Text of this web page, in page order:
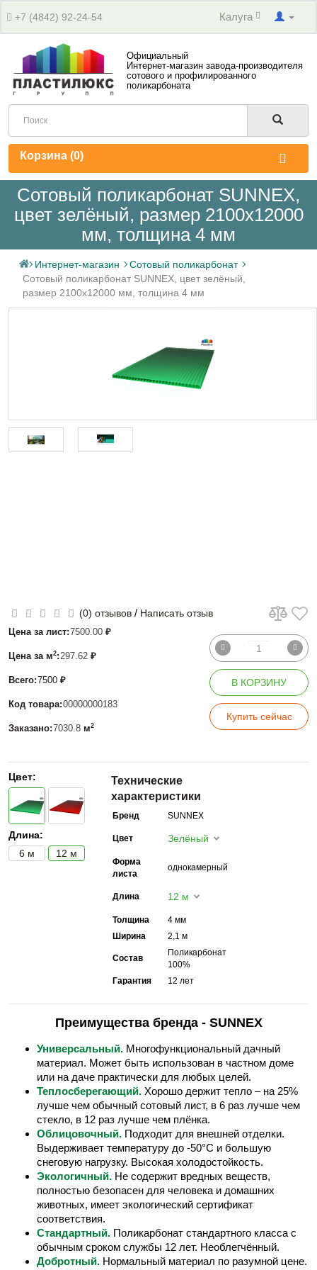
+7 (4842) 92-24-54 Калуга
Официальный
Интернет-магазин завода-производителя
сотового и профилированного
поликарбоната
Корзина (0)
Сотовый поликарбонат SUNNEX,
цвет зелёный, размер 2100x12000
мм, толщина 4 мм
Интернет-магазин
Сотовый поликарбонат
Сотовый поликарбонат SUNNEX, цвет зелёный,
размер 2100x12000 мм, толщина 4 мм
(0) отзывов / Написать отзыв
Цена за лист:7500.00 ₽
Цена за м2: 297.62 ₽
Всего:7500 ₽
Код товара:00000000183
Заказано:7030.8 м2
В КОРЗИНУ
Купить сейчас
Цвет:
Длина:
6 м
12 м
Технические
характеристики
Бренд SUNNEX
Цвет Зелёный
Форма
листа
однокамерный
Длина 12 м
Толщина
4 мм
Ширина
2,1 м
Состав
Поликарбонат
100%
Гарантия
12 лет
Преимущества бренда - SUNNEX
Универсальный. Многофункциональный дачный
материал. Может быть использован в частном доме
или на даче практически для любых целей.
Теплосберегающий. Хорошо держит тепло – на 25%
лучше чем обычный сотовый лист, в 6 раз лучше чем
стекло, в 12 раз лучше чем плёнка.
Облицовочный. Подходит для внешней отделки.
Выдерживает температуру до -50°С и большую
снеговую нагрузку. Высокая холодостойкость.
Экологичный. Не содержит вредных веществ,
полностью безопасен для человека и домашних
животных, имеет экологический сертификат
соответствия.
Стандартный. Поликарбонат стандартного класса с
обычным сроком службы 12 лет. Необлегчённый.
Добротный. Нормальный материал по разумной цене.